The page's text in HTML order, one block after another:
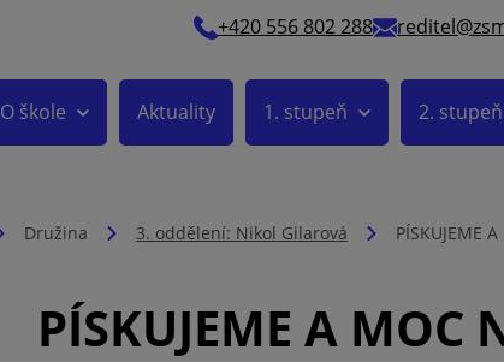
+420 556 802 288
O škole Aktuality 1. stupeň 2. stupeň
Družina 3. oddělení: Nikol Gilarová PÍSKUJEME
PÍSKUJEME A MOC